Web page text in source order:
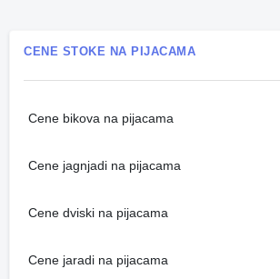
CENE STOKE NA PIJACAMA
Cene bikova na pijacama
Cene jagnjadi na pijacama
Cene dviski na pijacama
Cene jaradi na pijacama